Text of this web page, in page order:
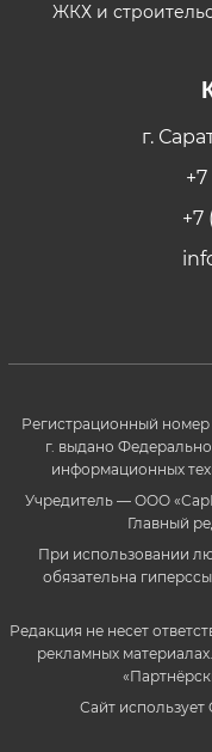
ЖКХ и
г.
+7
Регистрационный номер
г. выдано
информационных
Учредитель — ООО
Главный
При использовании
обязательна
Редакция не несет
рекламных
Сайт